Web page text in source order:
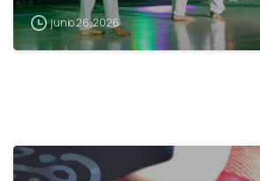
junio 26, 2026